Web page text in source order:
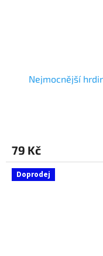
Nejmocnější
79 Kč
Doprodej